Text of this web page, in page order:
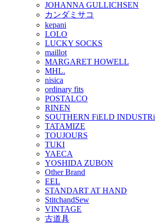
JOHANNA GULLICHSEN
カンダミサコ
kepani
LOLO
LUCKY SOCKS
maillot
MARGARET HOWELL
MHL.
nisica
ordinary fits
POSTALCO
RINEN
SOUTHERN FiELD
TATAMIZE
TOUJOURS
TUKI
YAECA
YOSHIDA ZUBON
Other Brand
EEL
STANDART AT HAND
StitchandSew
VINTAGE
古道具